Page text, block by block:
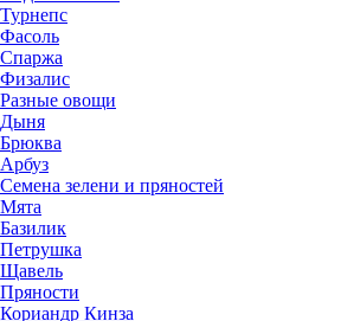
Турнепс
Фасоль
Спаржа
Физалис
Разные овощи
Дыня
Брюква
Арбуз
Семена зелени и пряностей
Мята
Базилик
Петрушка
Щавель
Пряности
Кориандр Кинза